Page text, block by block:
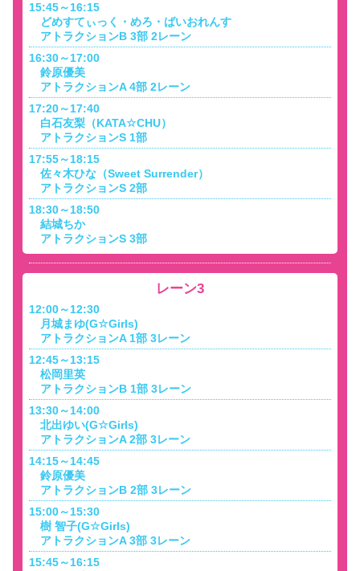
15:45～16:15
どめすてぃっく・めろ・ばいおれんす
アトラクションB 3部 2レーン
16:30～17:00
鈴原優美
アトラクションA 4部 2レーン
17:20～17:40
白石友梨（KATA☆CHU）
アトラクションS 1部
17:55～18:15
佐々木ひな（Sweet Surrender）
アトラクションS 2部
18:30～18:50
結城ちか
アトラクションS 3部
レーン3
12:00～12:30
月城まゆ(G☆Girls)
アトラクションA 1部 3レーン
12:45～13:15
松岡里英
アトラクションB 1部 3レーン
13:30～14:00
北出ゆい(G☆Girls)
アトラクションA 2部 3レーン
14:15～14:45
鈴原優美
アトラクションB 2部 3レーン
15:00～15:30
樹 智子(G☆Girls)
アトラクションA 3部 3レーン
15:45～16:15